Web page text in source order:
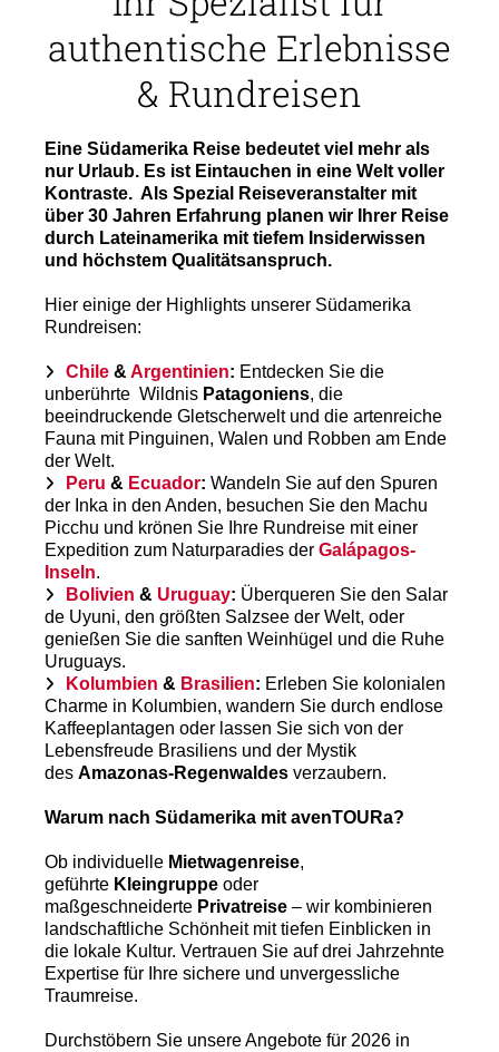
zum
ausgewählten
Suchergebnis
zu
gelangen.
von
Touchgeräten
können
Touch-
und
Streichgesten
authentische Erlebnisse
& Rundreisen
Eine Südamerika Reise bedeutet viel mehr als
nur Urlaub. Es ist Eintauchen in eine Welt voller
Kontraste. Als Spezial Reiseveranstalter mit
über 30 Jahren Erfahrung planen wir Ihrer Reise
durch Lateinamerika mit tiefem Insiderwissen
und höchstem Qualitätsanspruch.
Hier einige der Highlights unserer Südamerika
Rundreisen:
Chile & Argentinien: Entdecken Sie die
unberührte Wildnis Patagoniens, die
beeindruckende Gletscherwelt und die artenreiche
Fauna mit Pinguinen, Walen und Robben am Ende
der Welt.
Peru & Ecuador: Wandeln Sie auf den Spuren
der Inka in den Anden, besuchen Sie den Machu
Picchu und krönen Sie Ihre Rundreise mit einer
Expedition zum Naturparadies der Galápagos-
Inseln.
Bolivien & Uruguay: Überqueren Sie den Salar
de Uyuni, den größten Salzsee der Welt, oder
genießen Sie die sanften Weinhügel und die Ruhe
Uruguays.
Kolumbien & Brasilien: Erleben Sie kolonialen
Charme in Kolumbien, wandern Sie durch endlose
Kaffeeplantagen oder lassen Sie sich von der
Lebensfreude Brasiliens und der Mystik
des Amazonas-Regenwaldes verzaubern.
Warum nach Südamerika mit avenTOURa?
Ob individuelle Mietwagenreise,
geführte Kleingruppe oder
maßgeschneiderte Privatreise – wir kombinieren
landschaftliche Schönheit mit tiefen Einblicken in
die lokale Kultur. Vertrauen Sie auf drei Jahrzehnte
Expertise für Ihre sichere und unvergessliche
Traumreise.
Durchstöbern Sie unsere Angebote für 2026 in